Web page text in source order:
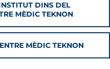
DINS DEL
MÈDIC TEKNON
MÈDIC TEKNON